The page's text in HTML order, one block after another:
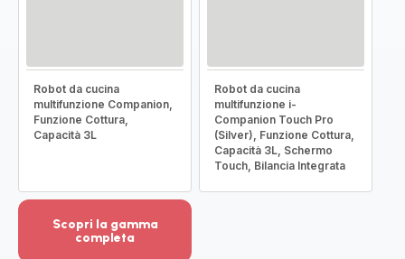
Robot da cucina
multifunzione Companion,
Funzione Cottura,
Capacità 3L
Robot da cucina
multifunzione i-
Companion Touch Pro
(Silver), Funzione Cottura,
Capacità 3L, Schermo
Touch, Bilancia Integrata
Scopri la gamma
completa